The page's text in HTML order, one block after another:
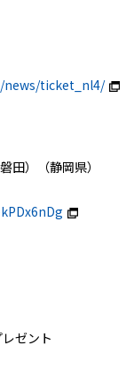
news/ticket_nl4/
田）（静岡県）
ゼント